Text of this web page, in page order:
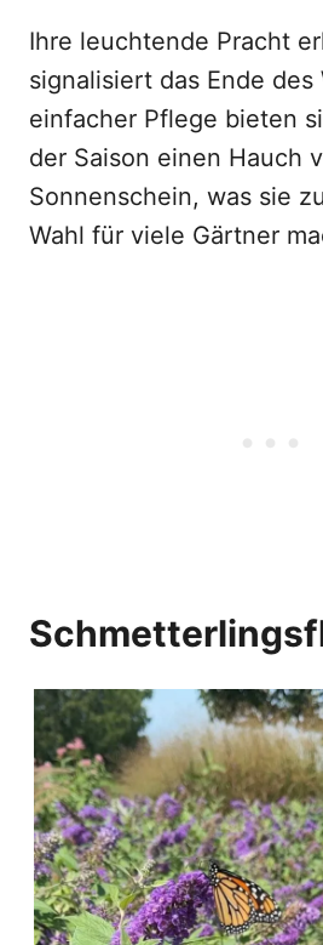
Ihre leuchtende Pracht
signalisiert das Ende
einfacher Pflege bieten
der Saison einen Hauch
Sonnenschein, was sie
Wahl für viele Gärtner